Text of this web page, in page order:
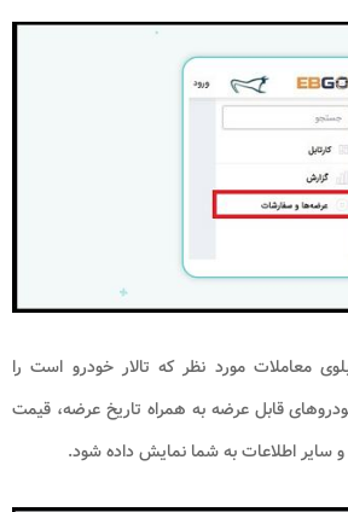
معاملات مورد نظر که تالار خودرو است را
قابل عرضه به همراه تاریخ عرضه، قیمت
و سایر اطلاعات به شما نمایش داده شود.